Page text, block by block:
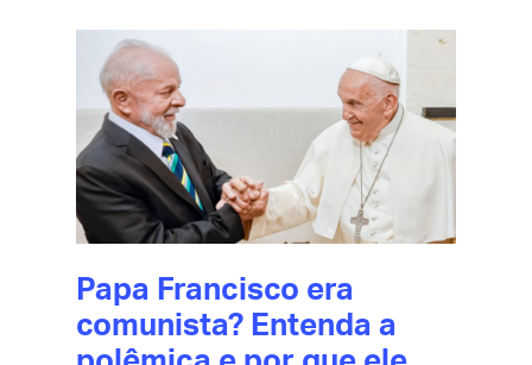
Papa Francisco era
comunista? Entenda a